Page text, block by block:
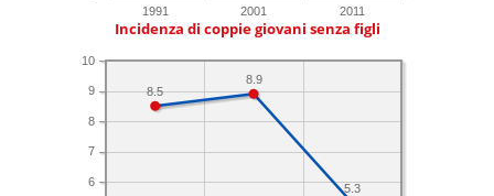
1991 2001 2011
Incidenza di coppie giovani senza figli
6
7
8
9
10
5.3
8.9
8.5